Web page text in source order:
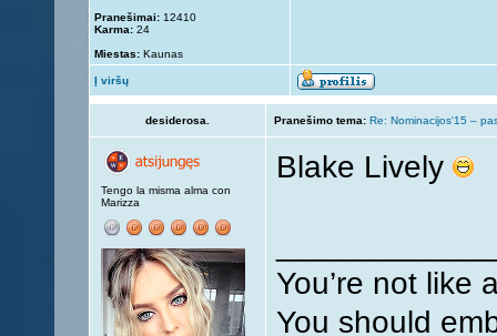
Pranešimai: 12410
Karma: 24
Miestas: Kaunas
Į viršų
desiderosa. Pranešimo tema: Re: Nominacijos'15 –
Tengo la misma alma con
Marizza
Blake Lively
You’re not like
You should